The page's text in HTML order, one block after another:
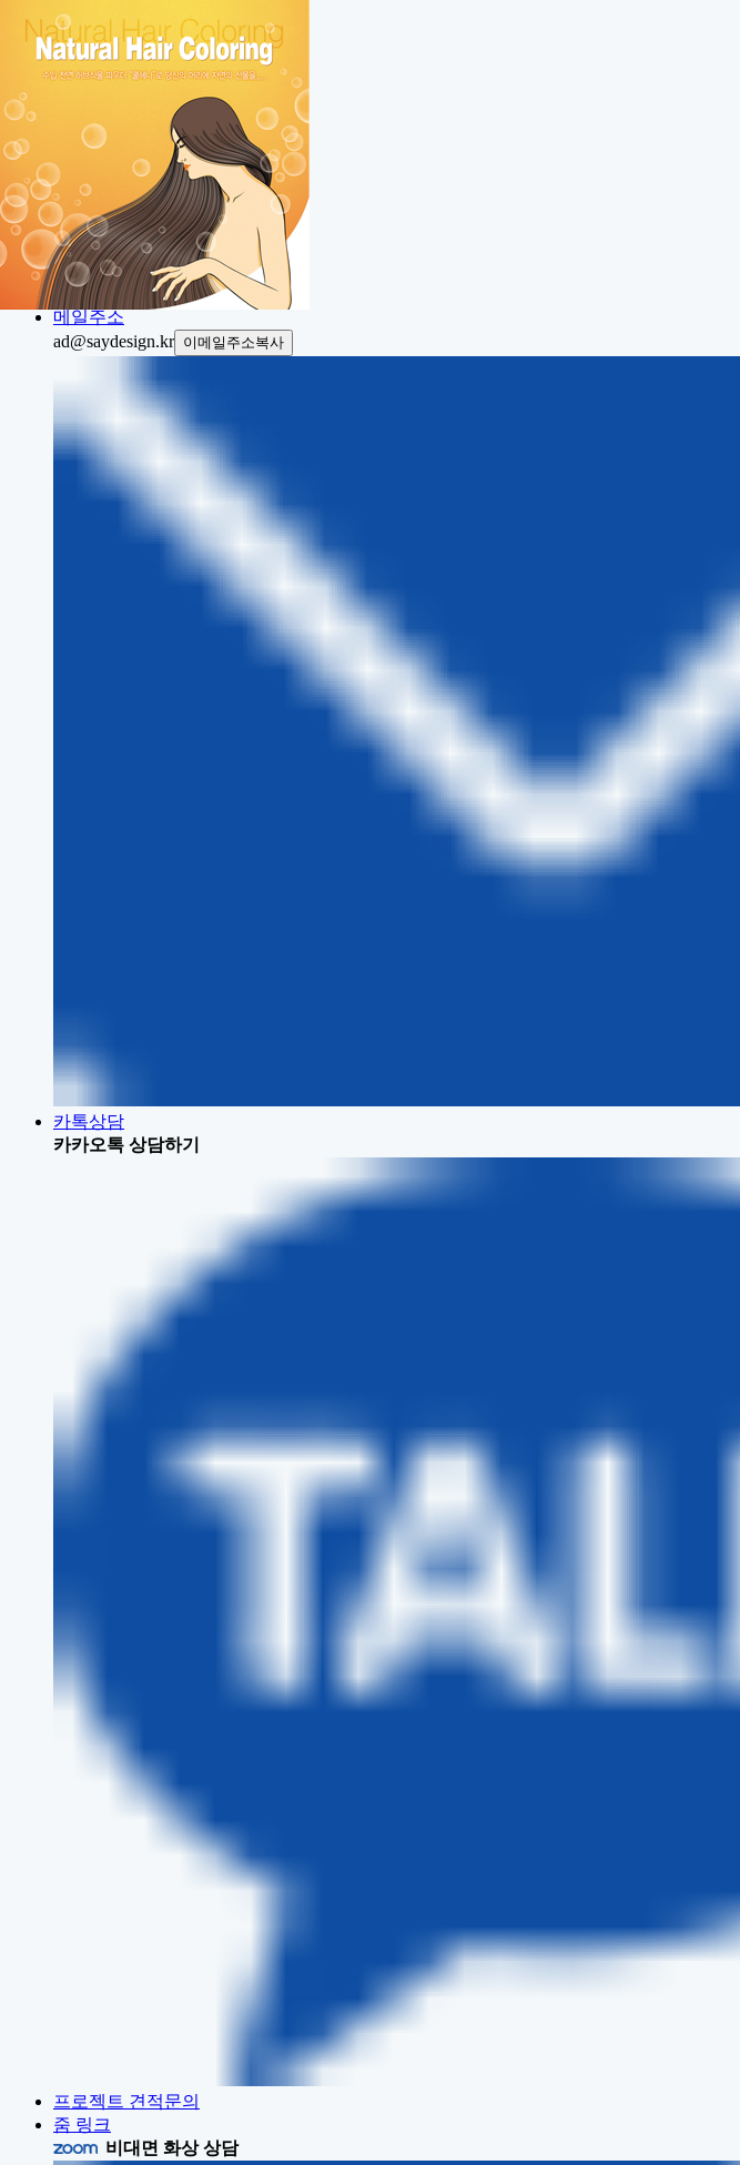
Home
About
Portfolio
Contact
Project
전화번호
전화상담 031.423.7337
메일주소
ad@saydesign.kr 이메일주소복사
카톡상담
카카오톡 상담하기
프로젝트 견적문의
줌 링크
비대면 화상 상담